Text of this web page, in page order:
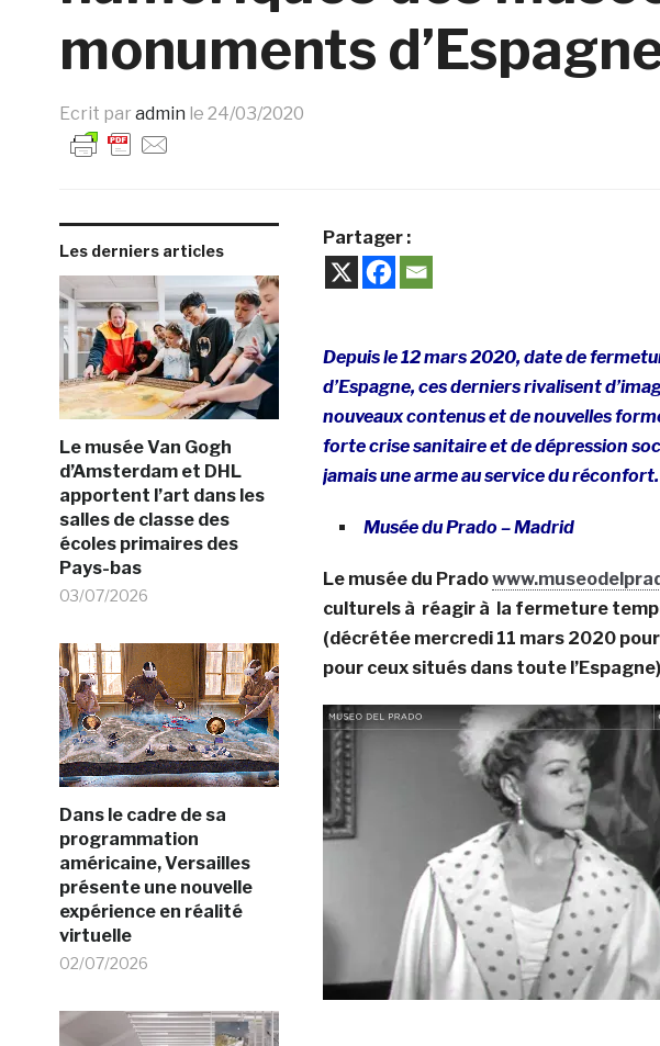
monuments
Ecrit par admin le 24/03/2020
Les derniers articles
Le musée Van Gogh
d’Amsterdam et DHL
apportent l’art dans les
salles de classe des
écoles primaires des
Pays-bas
03/07/2026
Dans le cadre de sa
programmation
américaine, Versailles
présente une nouvelle
expérience en réalité
virtuelle
02/07/2026
Partager :
Depuis le 12 mars 2020, date de
d’Espagne, ces derniers rivalisent
nouveaux contenus et de nouvelles
forte crise sanitaire et de dépression
jamais une arme au service du réconfort.
Musée du Prado – Madrid
Le musée du Prado
culturels à réagir à la fermeture
(décrétée mercredi 11 mars 2020
pour ceux situés dans toute